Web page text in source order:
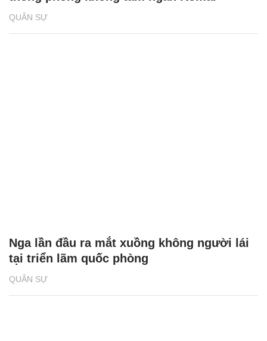
QUÂN SỰ
QUÂN SỰ
Nga lần đầu ra mắt xuồng không người lái
tại triển lãm quốc phòng